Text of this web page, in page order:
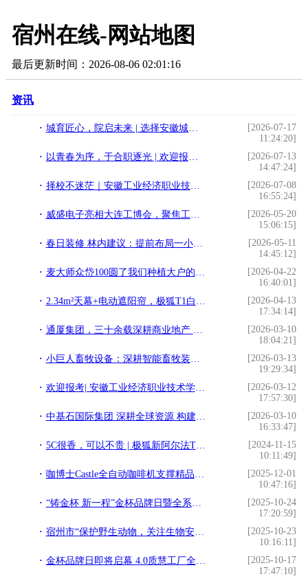
宿州在线-网站地图
最后更新时间：2026-08-06 02:01:16
资讯
​城育匠心，院启未来 | 选择安徽城市管理职业学院的N个理由
[2026-07-17
11:24:20]
以青春为序，于合职逐光 | 欢迎报考合肥职业技术学院
[2026-07-13
14:47:24]
择校不迷茫｜安徽工业经济职业技术学院，多彩校园等你来
[2026-07-08
16:55:24]
威盛电子亮相大连工博会，聚焦工业场域安全管理痛点
[2026-05-20
15:06:15]
春日装修 林内建议：提前布局一小步，恒温舒适一大步
[2026-05-11
14:45:12]
麦大师众岱100圆了我们种植大户的高产梦
[2026-04-22
16:40:01]
2.34m²天幕+电动遮阳帘，极狐T1白天看云夜观星，浪漫随时营业
[2026-04-13
17:34:14]
通厦集团，三十余载深耕商业地产 多元布局赋能城市高质量发展
[2026-03-10
18:04:21]
小巨人畜牧设备：深耕智能畜牧装备39载，全产业链赋能现代养殖发展
[2026-03-13
19:29:34]
欢迎报考| 安徽工业经济职业技术学院2026年分类考试招生章程
[2026-03-12
17:57:30]
中基石国际集团 深耕全球资源 构建贸易物流产业生态
[2026-03-10
16:33:47]
5C很香，可以不贵 | 极狐新阿尔法T5正式上市，起售价仅需12.38万！
[2024-11-15
10:11:49]
咖博士Castle全自动咖啡机支撑精品进阶，上海咖啡进修课圆满落幕
[2025-12-01
10:47:16]
“铸金杯 新一程”金杯品牌日暨全系产品上市发布会即将启幕
[2025-10-24
17:20:59]
宿州市“保护野生动物，关注生物安全”
[2025-10-23
10:16:11]
金杯品牌日即将启幕 4.0质慧工厂全面展现制造升级成果
[2025-10-17
17:47:10]